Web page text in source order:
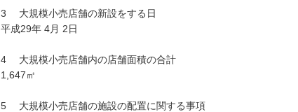
3 大規模小売店舗の新設をする日
平成29年 4月 2日
4 大規模小売店舗内の店舗面積の合計
1,647㎡
5 大規模小売店舗の施設の配置に関する事項